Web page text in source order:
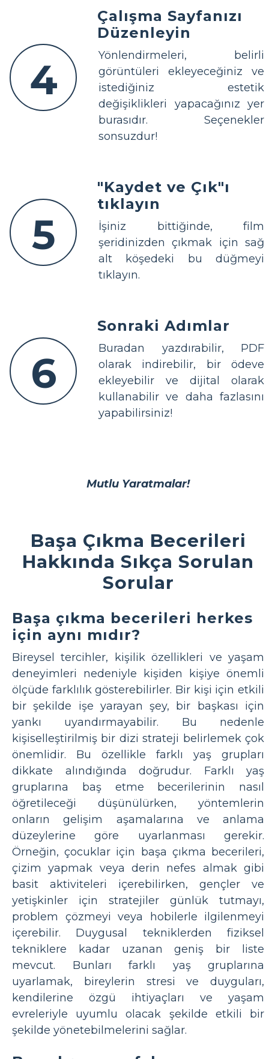
4
Çalışma Sayfanızı
Düzenleyin
Yönlendirmeleri, belirli
görüntüleri ekleyeceğiniz ve
istediğiniz estetik
değişiklikleri yapacağınız yer
burasıdır. Seçenekler
sonsuzdur!
5
"Kaydet ve Çık"ı
tıklayın
İşiniz bittiğinde, film
şeridinizden çıkmak için sağ
alt köşedeki bu düğmeyi
tıklayın.
6
Sonraki Adımlar
Buradan yazdırabilir, PDF
olarak indirebilir, bir ödeve
ekleyebilir ve dijital olarak
kullanabilir ve daha fazlasını
yapabilirsiniz!
Mutlu Yaratmalar!
Başa Çıkma Becerileri
Hakkında Sıkça Sorulan
Sorular
Başa çıkma becerileri herkes
için aynı mıdır?
Bireysel tercihler, kişilik özellikleri ve yaşam
deneyimleri nedeniyle kişiden kişiye önemli
ölçüde farklılık gösterebilirler. Bir kişi için etkili
bir şekilde işe yarayan şey, bir başkası için
yankı uyandırmayabilir. Bu nedenle
kişiselleştirilmiş bir dizi strateji belirlemek çok
önemlidir. Bu özellikle farklı yaş grupları
dikkate alındığında doğrudur. Farklı yaş
gruplarına baş etme becerilerinin nasıl
öğretileceği düşünülürken, yöntemlerin
onların gelişim aşamalarına ve anlama
düzeylerine göre uyarlanması gerekir.
Örneğin, çocuklar için başa çıkma becerileri,
çizim yapmak veya derin nefes almak gibi
basit aktiviteleri içerebilirken, gençler ve
yetişkinler için stratejiler günlük tutmayı,
problem çözmeyi veya hobilerle ilgilenmeyi
içerebilir. Duygusal tekniklerden fiziksel
tekniklere kadar uzanan geniş bir liste
mevcut. Bunları farklı yaş gruplarına
uyarlamak, bireylerin stresi ve duyguları,
kendilerine özgü ihtiyaçları ve yaşam
evreleriyle uyumlu olacak şekilde etkili bir
şekilde yönetebilmelerini sağlar.